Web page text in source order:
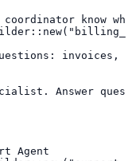
know
invoices,
Answer
Agent